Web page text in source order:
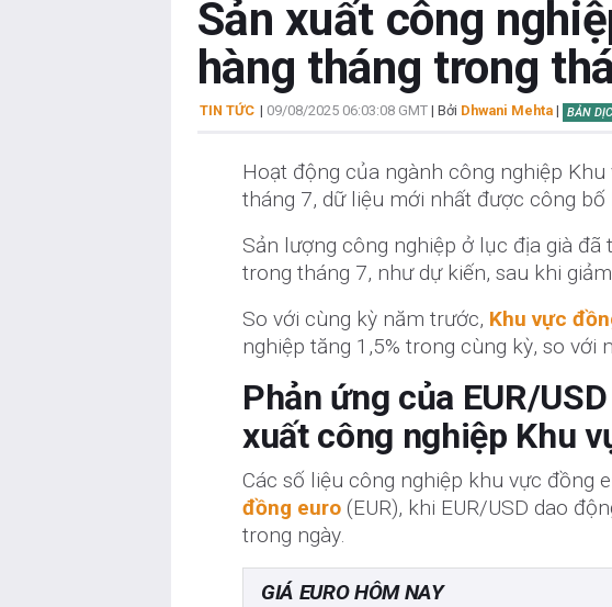
Sản xuất công
hàng tháng trong
TIN TỨC | 09/08/2025 06:03:08 GMT| Bởi Dhwani Mehta| BẢN
Hoạt động của ngành công nghiệp Khu
tháng 7, dữ liệu mới nhất được công
Sản lượng công nghiệp ở lục địa già
trong tháng 7, như dự kiến, sau khi
So với cùng kỳ năm trước, Khu vực
nghiệp tăng 1,5% trong cùng kỳ, so với
Phản ứng của EUR/
xuất công nghiệp Khu
Các số liệu công nghiệp khu vực đồng
đồng euro(EUR), khi EUR/USD dao
trong ngày.
GIÁ EURO HÔM NAY